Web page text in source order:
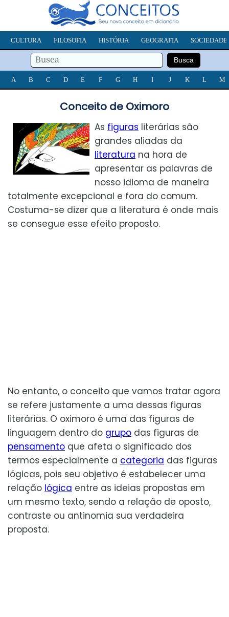
CULTURA FILOSOFIA HISTÓRIA GEOGRAFIA SOCIEDADE
A B C D E F G H I J K L M
Conceito de Oximoro
As figuras literárias são
grandes aliadas da
literatura na hora de
apresentar as palavras de
nosso idioma de maneira
totalmente excepcional e fora do comum.
Costuma-se dizer que a literatura é onde mais
se consegue esse efeito proposto.
No entanto, o conceito que vamos tratar agora
se refere justamente a uma dessas figuras
literárias. O oximoro é uma das figuras de
linguagem dentro do grupo das figuras de
pensamento que afeta o significado dos
termos especialmente a categoria das figuras
lógicas, pois seu objetivo é estabelecer uma
relação lógica entre as ideias propostas em
um mesmo texto, sendo a relação de oposto,
contraste ou antinomia sua verdadeira
proposta.